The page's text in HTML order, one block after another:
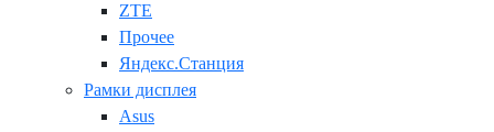
ZTE
Прочее
Яндекс.Станция
Рамки дисплея
Asus